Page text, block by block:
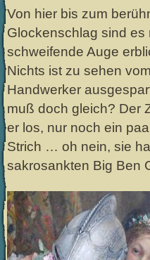
Von hier bis zum
Glockenschlag sind es
schweifende Auge
Nichts ist zu sehen
Handwerker
muß doch gleich? Der
er los, nur noch ein
Strich … oh nein, sie
sakrosankten Big Ben